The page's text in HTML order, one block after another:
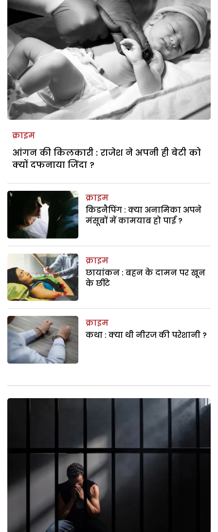
क्राइम
आंगन की किलकारी : राजेश ने अपनी ही बेटी को
क्यों दफनाया जिंदा ?
क्राइम
किडनैपिंग : क्या अनामिका अपने
मंसूबों में कामयाब हो पाई ?
क्राइम
छायांकन : बहन के दामन पर खून
के छींटे
क्राइम
कथा : क्या थी नीरज की परेशानी ?